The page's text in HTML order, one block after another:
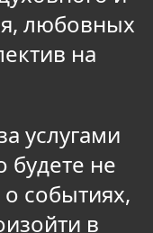
любовных
на
услугами
будете не
событиях,
в